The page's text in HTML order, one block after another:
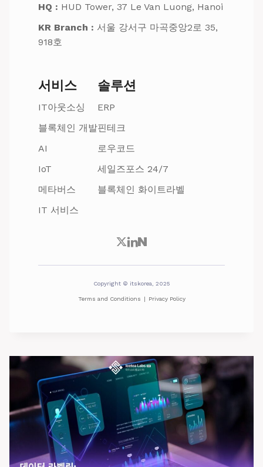
HQ : HUD Tower, 37 Le Van Luong, Hanoi
KR Branch : 서울 강서구 마곡중앙2로 35,
918호
서비스
IT아웃소싱
블록체인 개발
AI
IoT
메타버스
IT 서비스
솔루션
ERP
핀테크
로우코드
세일즈포스 24/7
블록체인 화이트라벨
Copyright © itskorea, 2025
Terms and Conditions | Privacy Policy